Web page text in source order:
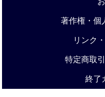
著作権・個
リンク
特定商取
終了